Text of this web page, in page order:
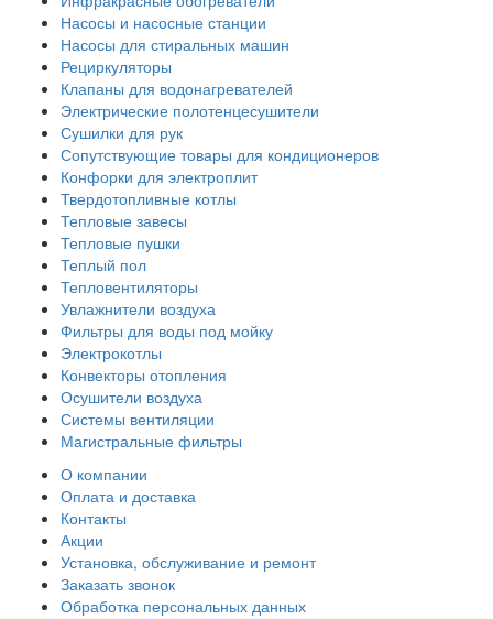
Насосы и насосные станции
Насосы для стиральных машин
Рециркуляторы
Клапаны для водонагревателей
Электрические полотенцесушители
Сушилки для рук
Сопутствующие товары для кондиционеров
Конфорки для электроплит
Твердотопливные котлы
Тепловые завесы
Тепловые пушки
Теплый пол
Тепловентиляторы
Увлажнители воздуха
Фильтры для воды под мойку
Электрокотлы
Конвекторы отопления
Осушители воздуха
Системы вентиляции
Магистральные фильтры
О компании
Оплата и доставка
Контакты
Акции
Установка, обслуживание и ремонт
Заказать звонок
Обработка персональных данных